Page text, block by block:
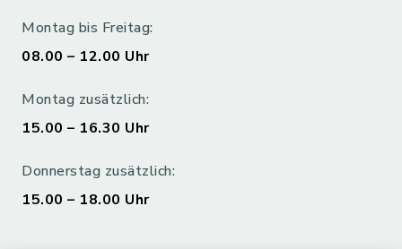
Montag bis Freitag:
08.00 – 12.00 Uhr
Montag zusätzlich:
15.00 – 16.30 Uhr
Donnerstag zusätzlich:
15.00 – 18.00 Uhr